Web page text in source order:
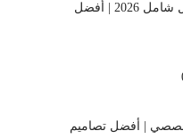
تفصيل مطابخ الرمال الرياض | دليل شامل 2026 | أفضل
| أفضل تصاميم